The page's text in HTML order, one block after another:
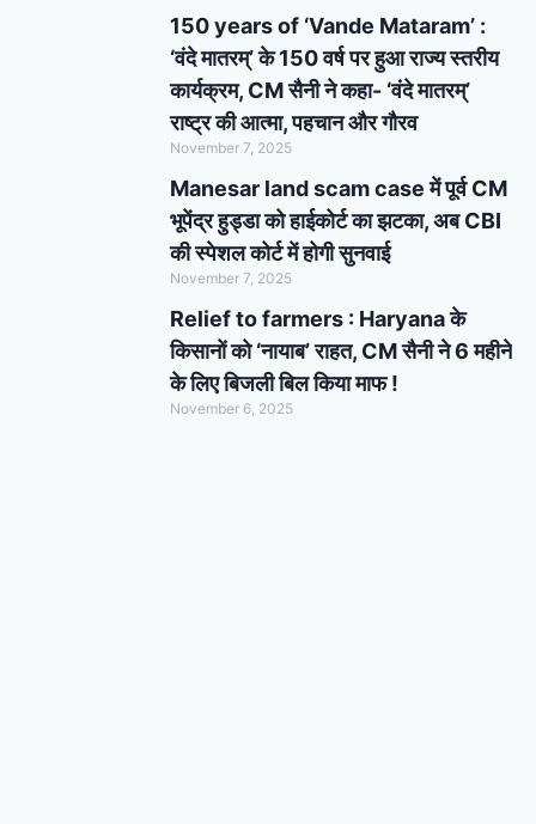
150 years of ‘Vande Mataram’ :
‘वंदे मातरम्’ के 150 वर्ष पर हुआ राज्य स्तरीय
कार्यक्रम, CM सैनी ने कहा- ‘वंदे मातरम्’
राष्ट्र की आत्मा, पहचान और गौरव
November 7, 2025
Manesar land scam case में पूर्व CM
भूपेंद्र हुड्डा को हाईकोर्ट का झटका, अब CBI
की स्पेशल कोर्ट में होगी सुनवाई
November 7, 2025
Relief to farmers : Haryana के
किसानों को ‘नायाब’ राहत, CM सैनी ने 6 महीने
के लिए बिजली बिल किया माफ !
November 6, 2025